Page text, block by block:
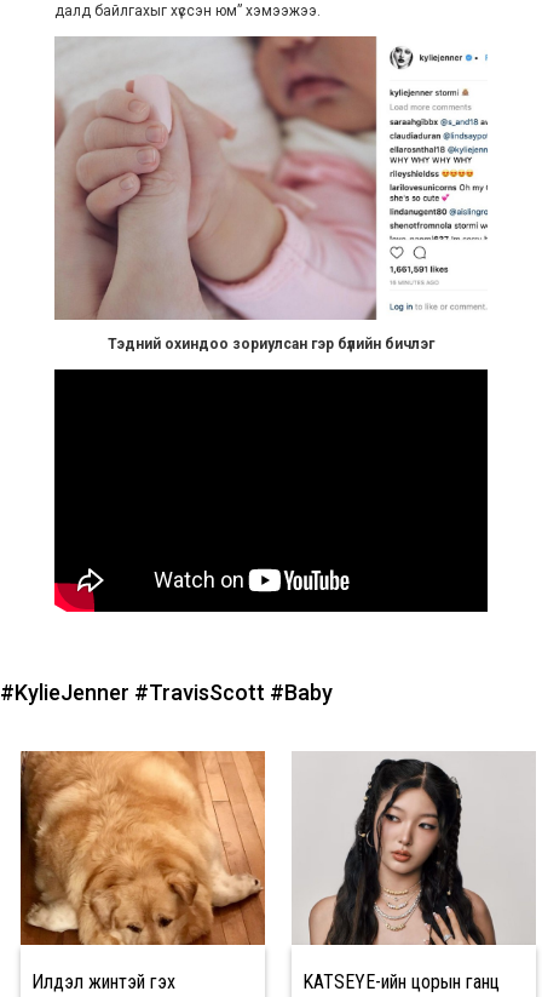
далд байлгахыг хүссэн юм” хэмээжээ.
Тэдний охиндоо зориулсан гэр бүлийн бичлэг
#KylieJenner #TravisScott #Baby
Илүүдэл жинтэй гэх
KATSEYE-ийн цорын ганц